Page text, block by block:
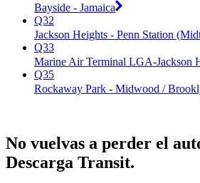
Bayside - Jamaica
Q32
Jackson Heights - Penn Station
Q33
Marine Air Terminal LGA-Jackson
Q35
Rockaway Park - Midwood /
No vuelvas a perder el
Descarga Transit.